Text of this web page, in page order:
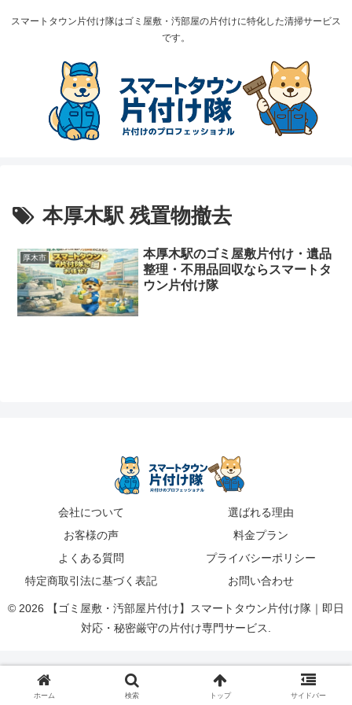
スマートタウン片付け隊はゴミ屋敷・汚部屋の片付けに特化した清掃サービス
です。
本厚木駅 残置物撤去
厚木市
本厚木駅のゴミ屋敷片付け・遺品
整理・不用品回収ならスマートタ
ウン片付け隊
会社について
選ばれる理由
お客様の声
料金プラン
よくある質問
プライバシーポリシー
特定商取引法に基づく表記
お問い合わせ
© 2026 【ゴミ屋敷・汚部屋片付け】スマートタウン片付け隊｜即日
対応・秘密厳守の片付け専門サービス.
ホーム 検索 トップ サイドバー